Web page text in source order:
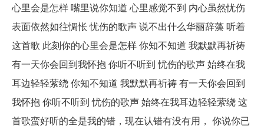
心里会是怎样 嘴里说你知道 心里感觉不到 内心虽然忧伤
表面依然如往惆怅 忧伤的歌声 说不出什么华丽辞藻 听着
这首歌 此刻你的心里会是怎样 你知不知道 我默默再祈祷
有一天你会回到我怀抱 你听不听到 忧伤的歌声 始终在我
耳边轻轻萦绕 你知不知道 我默默再祈祷 有一天你会回到
我怀抱 你听不听到 忧伤的歌声 始终在我耳边轻轻萦绕 这
首歌蛮好听的全是我的错，现在认错有没有用， 你说你已